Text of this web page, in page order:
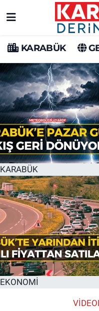
KARABÜK
KARABÜK
EKONOMİ
Karabük Hava
Karabük Trafik
Süper Lig Puan
Tüm Manşetler
Son Dakika
Haber Arşivi